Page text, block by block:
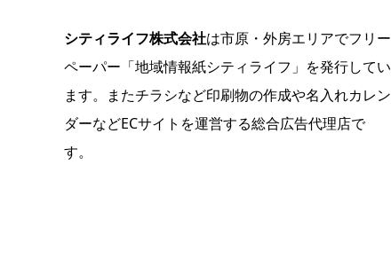
シティライフ株式会社は市原・外房エリアでフリー
ペーパー「地域情報紙シティライフ」を発行してい
ます。またチラシなど印刷物の作成や名入れカレン
ダーなどECサイトを運営する総合広告代理店で
す。